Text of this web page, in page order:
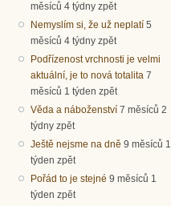
měsíců 4 týdny zpět
Nemyslím si, že už neplatí 5
měsíců 4 týdny zpět
Podřízenost vrchnosti je velmi
aktuální, je to nová totalita 7
měsíců 1 týden zpět
Věda a náboženství 7 měsíců 2
týdny zpět
Ještě nejsme na dně 9 měsíců 1
týden zpět
Pořád to je stejné 9 měsíců 1
týden zpět